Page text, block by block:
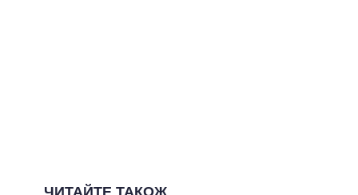
ЧИТАЙТЕ ТАКОЖ